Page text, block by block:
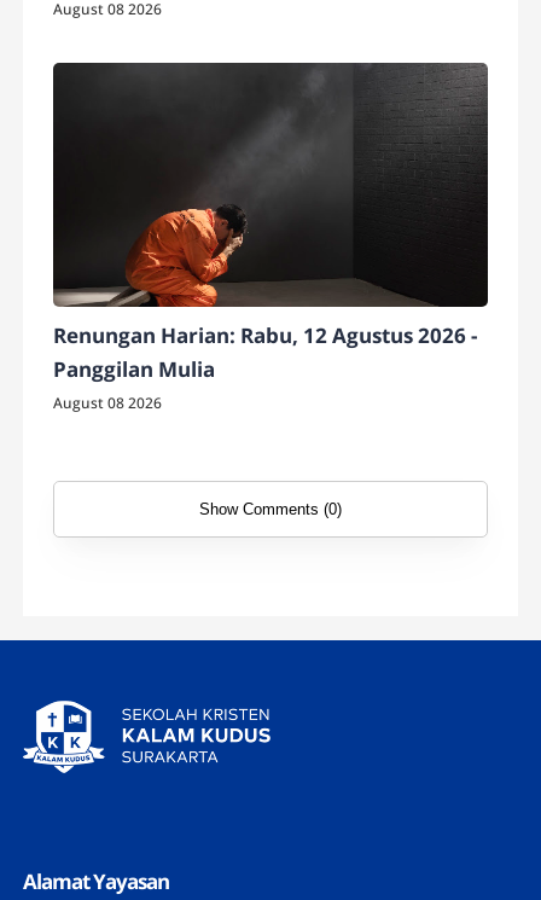
August 08 2026
Renungan Harian: Rabu, 12 Agustus 2026 -
Panggilan Mulia
August 08 2026
Show Comments (0)
Alamat Yayasan